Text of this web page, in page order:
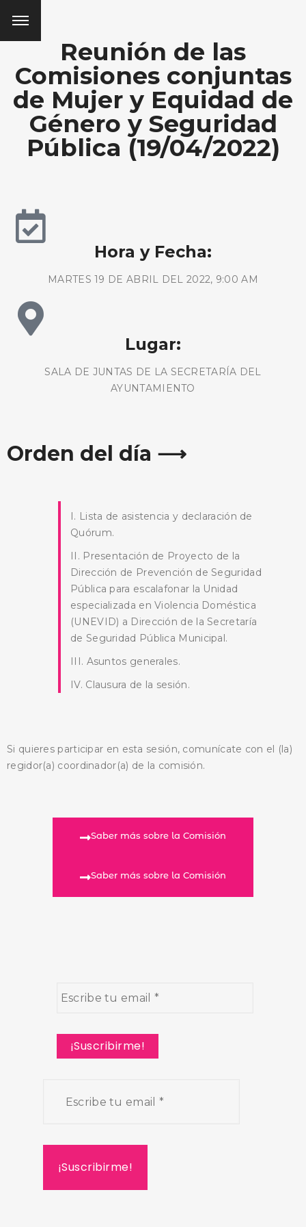
Reunión de las
Comisiones conjuntas
de Mujer y Equidad de
Género y Seguridad
Pública (19/04/2022)
Hora y Fecha:
MARTES 19 DE ABRIL DEL 2022, 9:00 AM
Lugar:
SALA DE JUNTAS DE LA SECRETARÍA DEL
AYUNTAMIENTO
Orden del día ⟶
I. Lista de asistencia y declaración de
Quórum.
II. Presentación de Proyecto de la
Dirección de Prevención de Seguridad
Pública para escalafonar la Unidad
especializada en Violencia Doméstica
(UNEVID) a Dirección de la Secretaría
de Seguridad Pública Municipal.
III. Asuntos generales.
IV. Clausura de la sesión.
Si quieres participar en esta sesión, comunícate con el (la)
regidor(a) coordinador(a) de la comisión.
Saber más sobre la Comisión
Saber más sobre la Comisión